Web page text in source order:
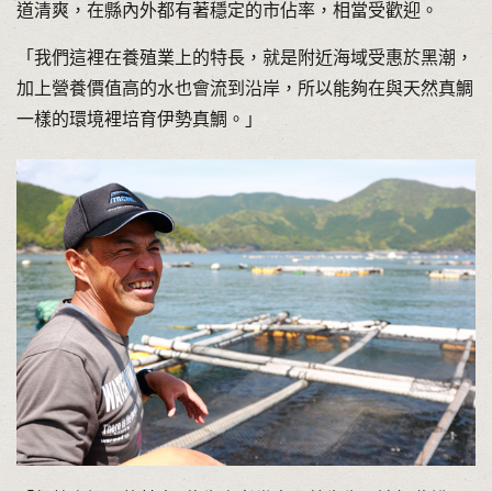
道清爽，在縣內外都有著穩定的市佔率，相當受歡迎。
「我們這裡在養殖業上的特長，就是附近海域受惠於黑潮，
加上營養價值高的水也會流到沿岸，所以能夠在與天然真鯛
一樣的環境裡培育伊勢真鯛。」